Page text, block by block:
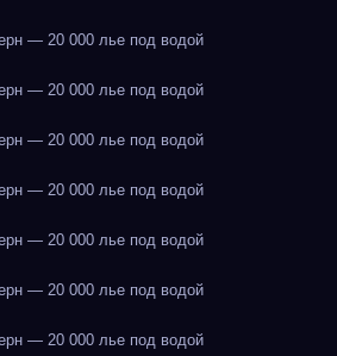
— 20 000 лье под водой
— 20 000 лье под водой
— 20 000 лье под водой
— 20 000 лье под водой
— 20 000 лье под водой
— 20 000 лье под водой
— 20 000 лье под водой